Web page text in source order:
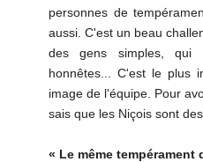
personnes de
aussi. C'est un beau
des gens simples, qui
honnêtes... C'est le plus
image de l'équipe. Pour
sais que les Niçois sont
« Le même tempérament